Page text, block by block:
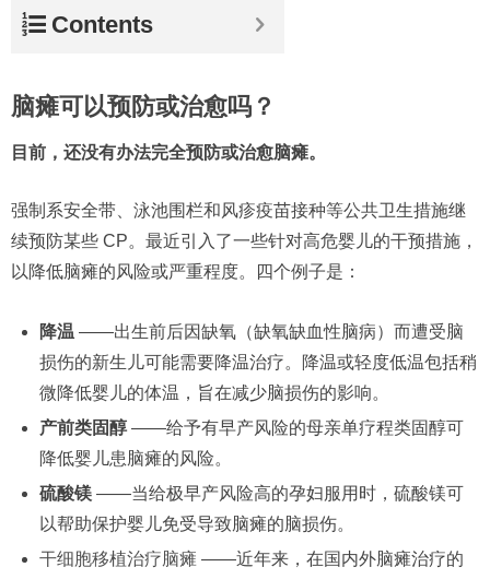
Contents
脑瘫可以预防或治愈吗？
目前，还没有办法完全预防或治愈脑瘫。
强制系安全带、泳池围栏和风疹疫苗接种等公共卫生措施继
续预防某些 CP。最近引入了一些针对高危婴儿的干预措施，
以降低脑瘫的风险或严重程度。四个例子是：
降温 ——出生前后因缺氧（缺氧缺血性脑病）而遭受脑
损伤的新生儿可能需要降温治疗。降温或轻度低温包括稍
微降低婴儿的体温，旨在减少脑损伤的影响。
产前类固醇——给予有早产风险的母亲单疗程类固醇可
降低婴儿患脑瘫的风险。
硫酸镁——当给极早产风险高的孕妇服用时，硫酸镁可
以帮助保护婴儿免受导致脑瘫的脑损伤。
干细胞移植治疗脑瘫 ——近年来，在国内外脑瘫治疗的